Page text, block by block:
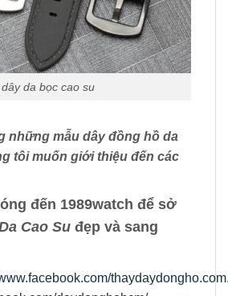
dây da bọc cao su
những mẫu dây đồng hồ da
tôi muốn giới thiệu đến các
đến 1989watch để sở
Cao Su đẹp và sang